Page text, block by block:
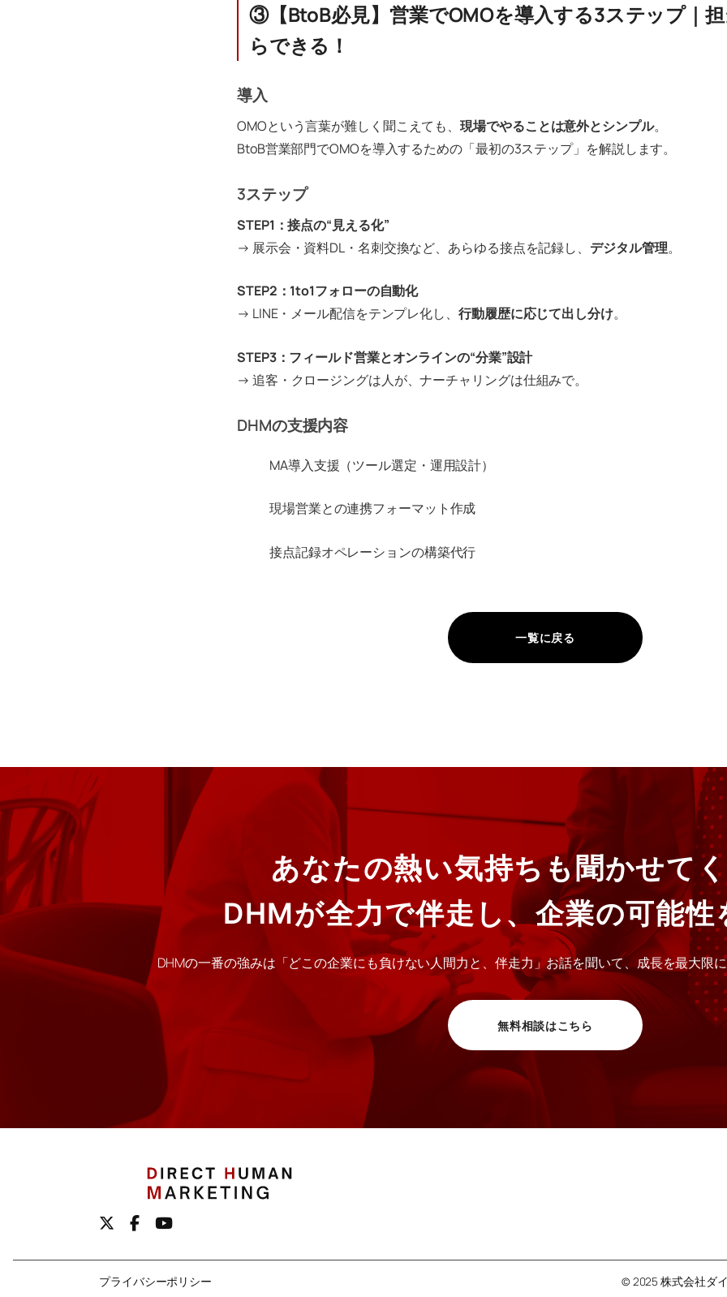
③【BtoB必見】営業でOMOを導入する3ステップ｜
らできる！
導入
OMOという言葉が難しく聞こえても、現場でやることは意外とシンプル。
BtoB営業部門でOMOを導入するための「最初の3ステップ」を解説します。
3ステップ
STEP1：接点の“見える化”
→ 展示会・資料DL・名刺交換など、あらゆる接点を記録し、 デジタル管理。
STEP2：1to1フォローの自動化
→ LINE・メール配信をテンプレ化し、 行動履歴に応じて出し分け。
STEP3：フィールド営業とオンラインの“分業”設計
→ 追客・クロージングは人が、ナーチャリングは仕組みで。
DHMの支援内容
MA導入支援（ツール選定・運用設計）
現場営業との連携フォーマット作成
接点記録オペレーションの構築代行
一覧に戻る
あなたの熱い気持ちも聞かせて
DHMが全力で伴走し、企業の可能性
DHMの一番の強みは「どこの企業にも負けない人間力と、伴走力」お話を聞いて、成長を最大限
無料相談はこちら
プライバシーポリシー © 2025 株式会社ダ